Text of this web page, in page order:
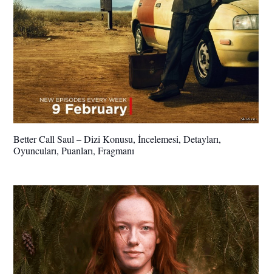
Better Call Saul – Dizi Konusu, İncelemesi, Detayları,
Oyuncuları, Puanları, Fragmanı